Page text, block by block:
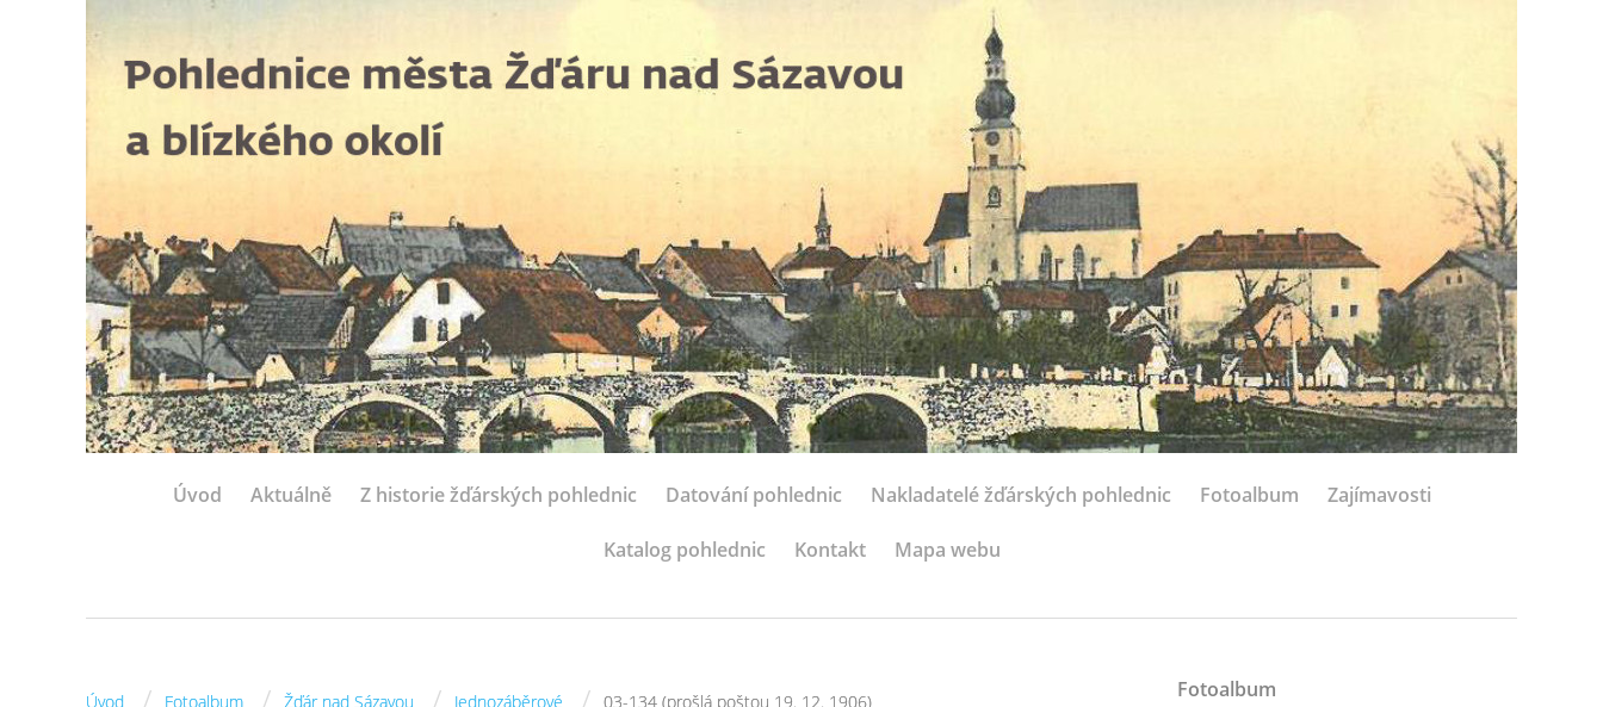
Úvod Aktuálně Z historie žďárských pohlednic Datování pohlednic Nakladatelé žďárských pohlednic Fotoalbum Zajímavosti
Katalog pohlednic Kontakt Mapa webu
Úvod Fotoalbum Žďár nad Sázavou Jednozáběrové 03-134 (prošlá poštou 19. 12. 1906)
Fotoalbum